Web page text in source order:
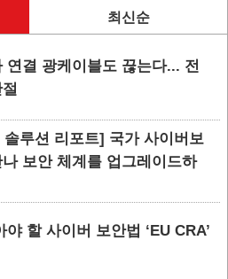
최신순
연결 광케이블도 끊는다... 전
솔루션 리포트] 국가 사이버보
보안 체계를 업그레이드하
할 사이버 보안법 ‘EU CRA’